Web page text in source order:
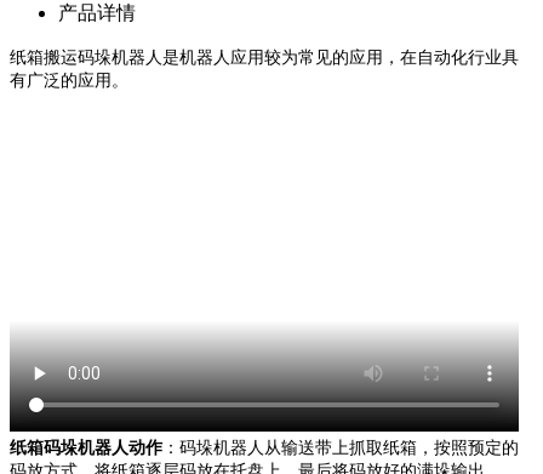
产品详情
纸箱搬运码垛机器人是机器人应用较为常见的应用，在自动化行业具
有广泛的应用。
纸箱码垛机器人动作：码垛机器人从输送带上抓取纸箱，按照预定的